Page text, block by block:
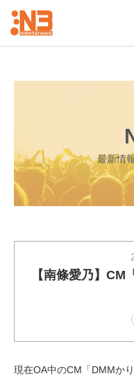
最新情
【南條愛乃】CM
現在OA中のCM「DMMか